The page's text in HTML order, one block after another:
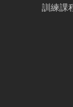
訓練課